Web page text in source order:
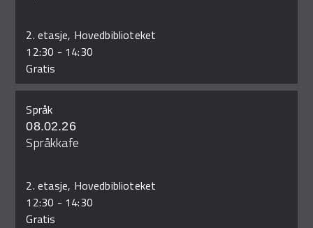
2. etasje, Hovedbiblioteket
12:30 - 14:30
Gratis
Språk
08.02.26
Språkkafe
2. etasje, Hovedbiblioteket
12:30 - 14:30
Gratis